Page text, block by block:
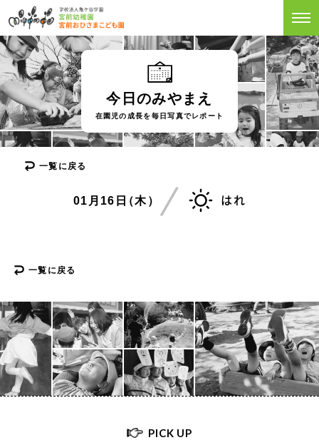
今日のみやまえ
在園児の成長を毎日写真でレポート
一覧に戻る
01月16 日（木） はれ
一覧に戻る
PICK UP